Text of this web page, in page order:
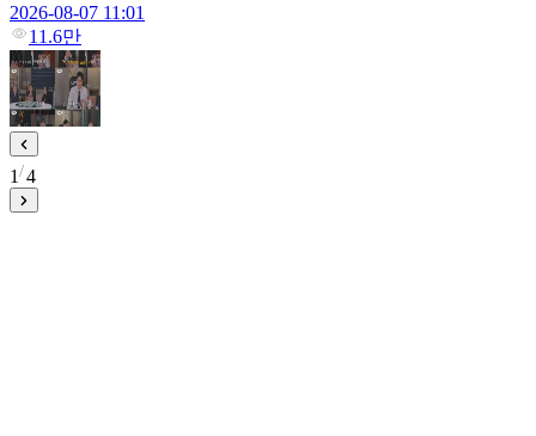
2026-08-07 11:01
11.6만
1 4